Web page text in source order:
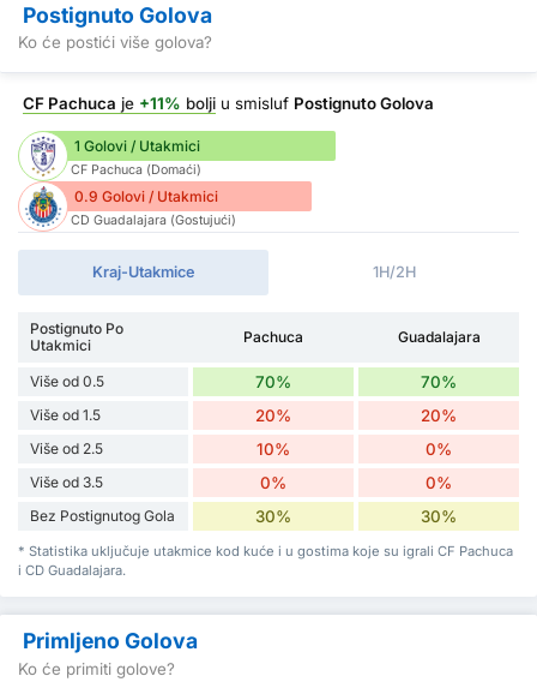
Postignuto Golova
Ko će postići više golova?
CF Pachuca je +11% bolji u smisluf Postignuto Golova
1 Golovi / Utakmici
CF Pachuca (Domaći)
0.9 Golovi / Utakmici
CD Guadalajara (Gostujući)
Kraj-Utakmice 1H/2H
Postignuto Po
Utakmici
Pachuca Guadalajara
Više od 0.5 70% 70%
Više od 1.5 20% 20%
Više od 2.5 10% 0%
Više od 3.5 0% 0%
Bez Postignutog Gola 30% 30%
* Statistika uključuje utakmice kod kuće i u gostima koje su igrali CF Pachuca
i CD Guadalajara.
Primljeno Golova
Ko će primiti golove?